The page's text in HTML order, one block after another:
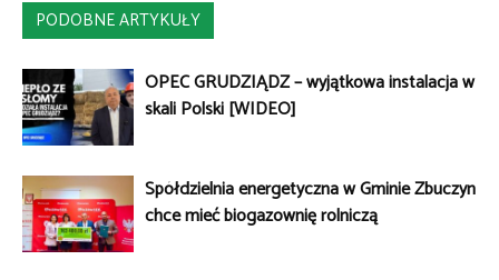
PODOBNE ARTYKUŁY
OPEC GRUDZIĄDZ – wyjątkowa instalacja w
skali Polski [WIDEO]
Spółdzielnia energetyczna w Gminie Zbuczyn
chce mieć biogazownię rolniczą